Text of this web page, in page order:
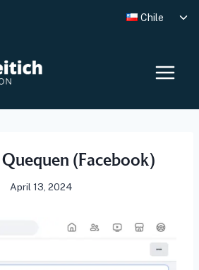
Chile
(Facebook)
April 13, 2024